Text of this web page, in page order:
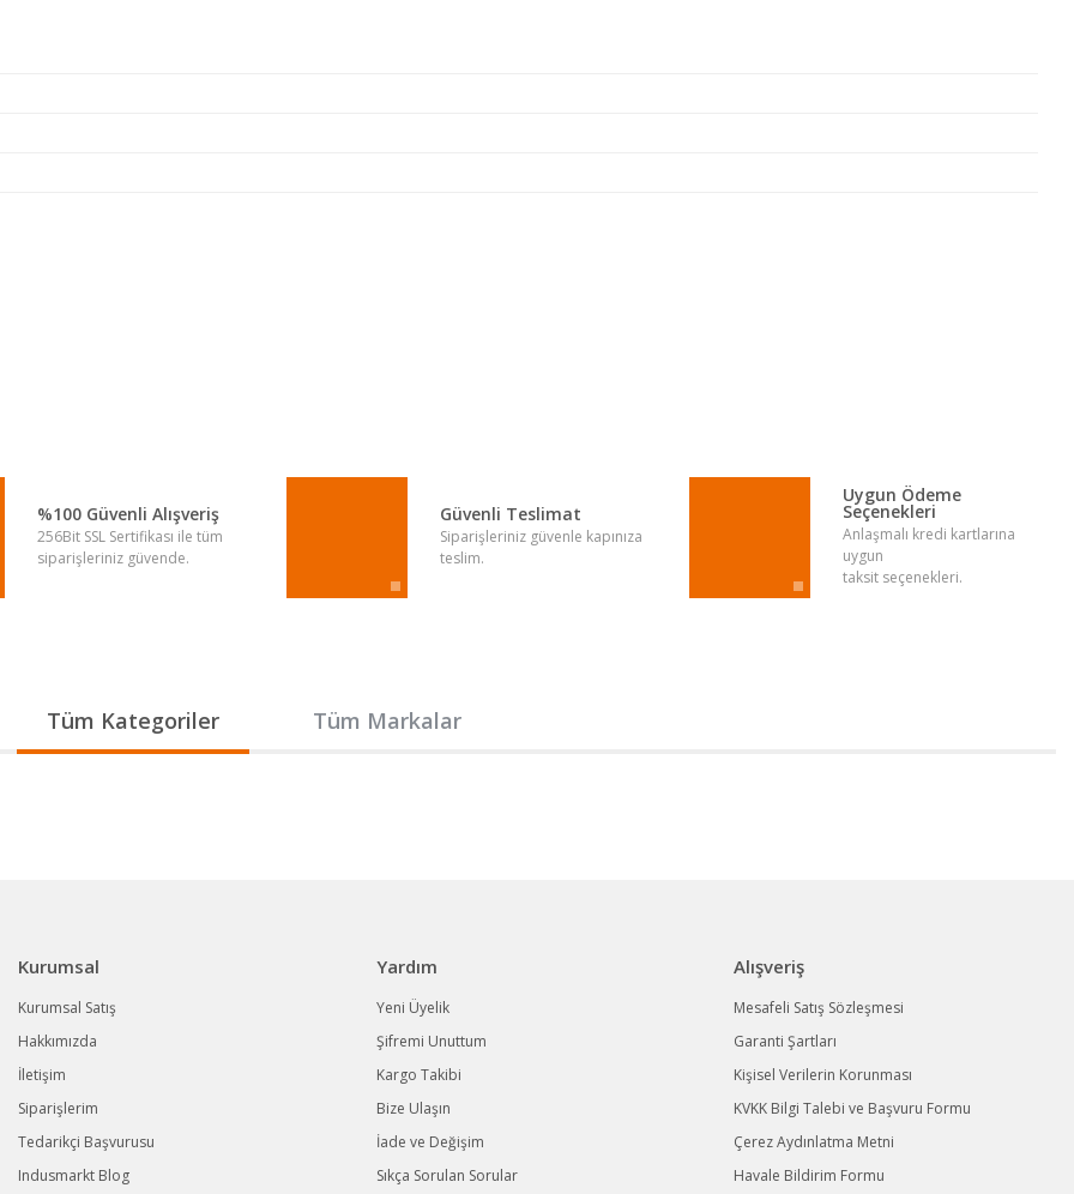
%100 Güvenli Alışveriş
256Bit SSL Sertifikası ile tüm
siparişleriniz güvende.
Güvenli Teslimat
Siparişleriniz güvenle kapınıza
teslim.
Uygun Ödeme
Seçenekleri
Anlaşmalı kredi kartlarına
uygun
taksit seçenekleri.
Tüm Kategoriler Tüm Markalar
Kurumsal
Kurumsal Satış
Hakkımızda
İletişim
Siparişlerim
Tedarikçi Başvurusu
Indusmarkt Blog
Yardım
Yeni Üyelik
Şifremi Unuttum
Kargo Takibi
Bize Ulaşın
İade ve Değişim
Sıkça Sorulan Sorular
Alışveriş
Mesafeli Satış Sözleşmesi
Garanti Şartları
Kişisel Verilerin Korunması
KVKK Bilgi Talebi ve Başvuru Formu
Çerez Aydınlatma Metni
Havale Bildirim Formu